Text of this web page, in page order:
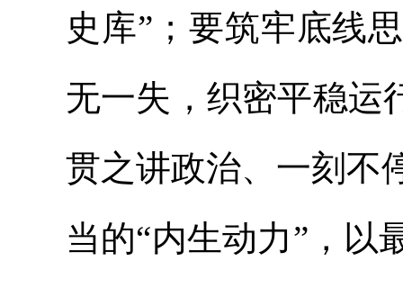
史库”；要筑牢底线
无一失，织密平稳运
贯之讲政治、一刻不
当的“内生动力”，以